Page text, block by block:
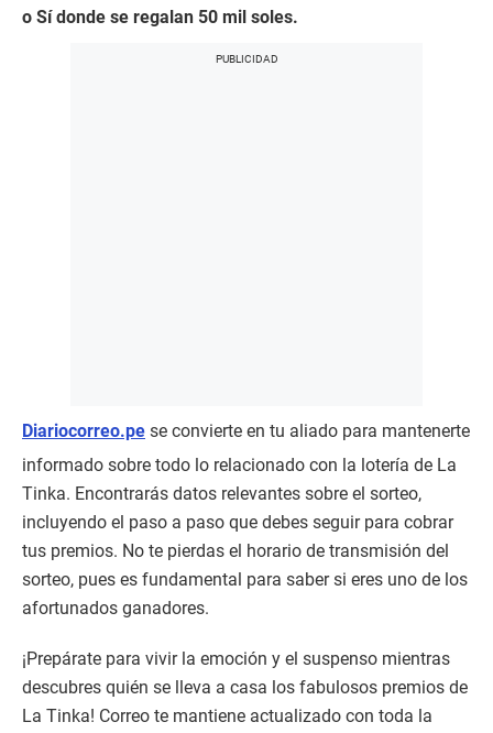
o Sí donde se regalan 50 mil soles.
Diariocorreo.pe se convierte en tu aliado para mantenerte
informado sobre todo lo relacionado con la lotería de La
Tinka. Encontrarás datos relevantes sobre el sorteo,
incluyendo el paso a paso que debes seguir para cobrar
tus premios. No te pierdas el horario de transmisión del
sorteo, pues es fundamental para saber si eres uno de los
afortunados ganadores.
¡Prepárate para vivir la emoción y el suspenso mientras
descubres quién se lleva a casa los fabulosos premios de
La Tinka! Correo te mantiene actualizado con toda la